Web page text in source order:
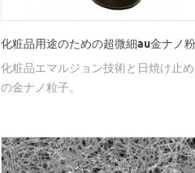
化粧品用途のための超微細au金ナノ
化粧品エマルジョン技術と日焼け止
の金ナノ粒子。